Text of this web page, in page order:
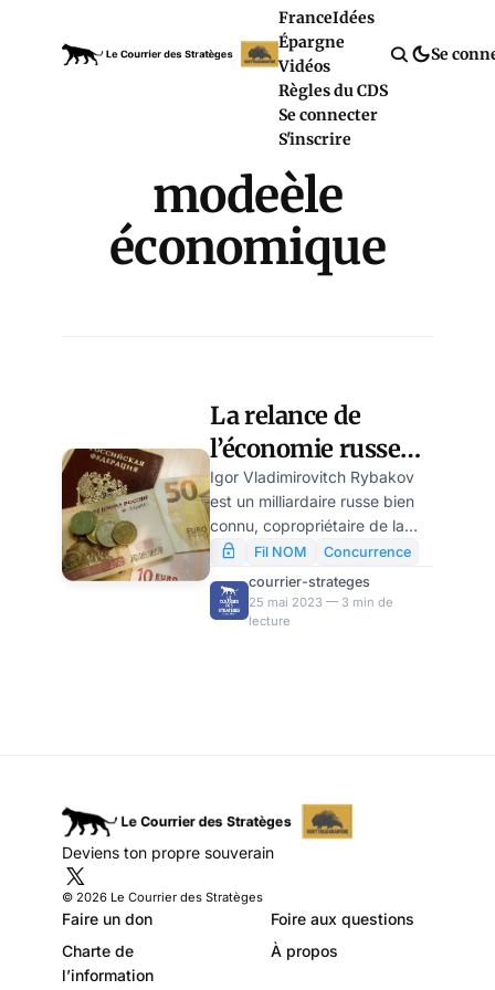
FranceIdées
Épargne
Vidéos
Règles du CDS
Se connecter
S'inscrire
Se
modeèle
économique
La relance de
l’économie russe
nécessite un
changement du
paradigme des
mentalités, par
Usapress
Igor Vladimirovitch Rybakov
est un milliardaire russe bien
connu, copropriétaire de la
société TECHNONIKO
Corporation et cofondateur de
Rybakov Fund. En 2020,
Forbes l’avait inclus dans sa
téléspectateurs. Récemment,
il a parlé de l’approche à
adopter pour sauver
l’économie russe. Et en
particulier, des raison
Fil NOM
Concurrence
courrier-strateges
25 mai 2023 — 3 min de
lecture
Deviens ton propre souverain
© 2026 Le Courrier des Stratèges
Faire un don
Foire aux questions
Charte de
l’information
À propos